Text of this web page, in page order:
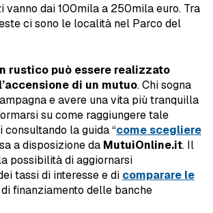
vanno dai 100mila a 250mila euro. Tra
ci sono le località nel Parco del
rustico può essere realizzato
di un mutuo. Chi sogna
e avere una vita più tranquilla
su come raggiungere tale
la guida “come scegliere
a disposizione da MutuiOnline.it. Il
possibilità di aggiornarsi
tassi di interesse e di comparare le
di finanziamento delle banche